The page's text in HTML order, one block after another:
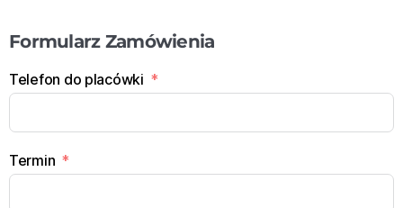
Formularz Zamówienia
Telefon do placówki
Termin